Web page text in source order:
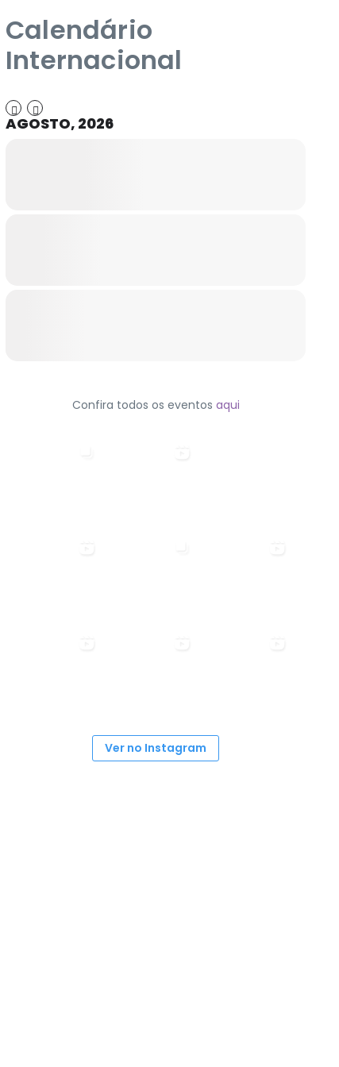
Calendário
Internacional
AGOSTO, 2026
Confira todos os eventos aqui
Ver no Instagram